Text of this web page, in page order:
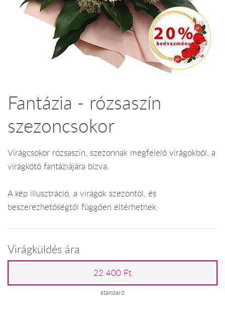
Fantázia - rózsaszín
szezoncsokor
Virágcsokor rózsaszín, szezonnak megfelelő virágokból, a
virágkötő fantáziájára bízva.
A kép illusztráció, a virágok szezontól, és
beszerezhetőségtől függően eltérhetnek.
Virágküldés ára
22 400 Ft
standard